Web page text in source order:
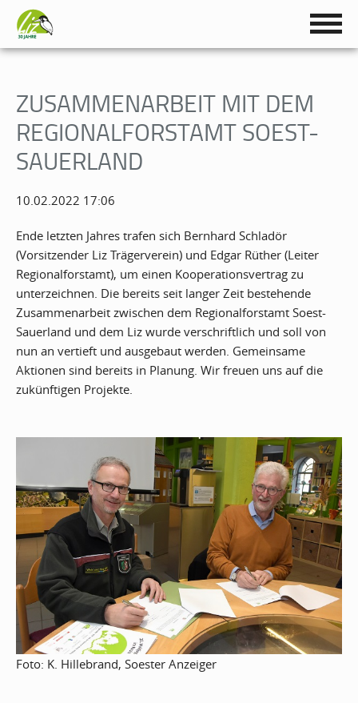
ZUSAMMENARBEIT MIT DEM
REGIONALFORSTAMT SOEST-
SAUERLAND
10.02.2022 17:06
Ende letzten Jahres trafen sich Bernhard Schladör
(Vorsitzender Liz Trägerverein) und Edgar Rüther (Leiter
Regionalforstamt), um einen Kooperationsvertrag zu
unterzeichnen. Die bereits seit langer Zeit bestehende
Zusammenarbeit zwischen dem Regionalforstamt Soest-
Sauerland und dem Liz wurde verschriftlich und soll von
nun an vertieft und ausgebaut werden. Gemeinsame
Aktionen sind bereits in Planung. Wir freuen uns auf die
zukünftigen Projekte.
Foto: K. Hillebrand, Soester Anzeiger